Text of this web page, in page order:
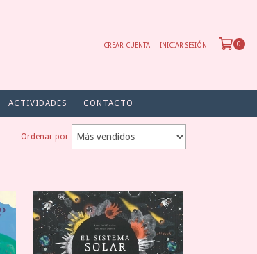
CREAR CUENTA INICIAR SESIÓN 0
ACTIVIDADES CONTACTO
Ordenar por